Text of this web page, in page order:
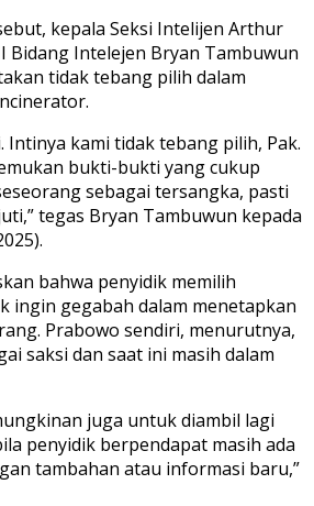
kepala Seksi Intelijen Arthur
Bidang Intelejen Bryan Tambuwun
tidak tebang pilih dalam
Intinya kami tidak tebang pilih, Pak.
bukti-bukti yang cukup
sebagai tersangka, pasti
tegas Bryan Tambuwun kepada
bahwa penyidik memilih
ingin gegabah dalam menetapkan
Prabowo sendiri, menurutnya,
saksi dan saat ini masih dalam
juga untuk diambil lagi
penyidik berpendapat masih ada
tambahan atau informasi baru,”